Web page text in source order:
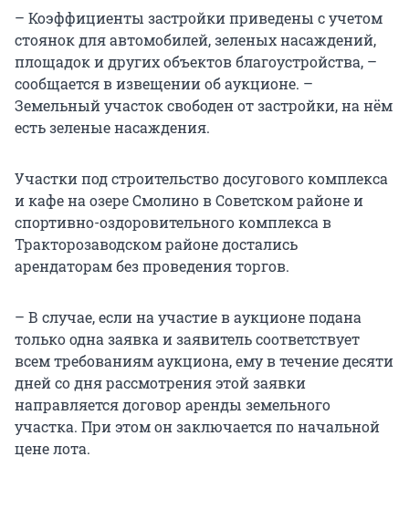
– Коэффициенты застройки приведены с учетом
стоянок для автомобилей, зеленых насаждений,
площадок и других объектов благоустройства, –
сообщается в извещении об аукционе. –
Земельный участок свободен от застройки, на нём
есть зеленые насаждения.
Участки под строительство досугового комплекса
и кафе на озере Смолино в Советском районе и
спортивно-оздоровительного комплекса в
Тракторозаводском районе достались
арендаторам без проведения торгов.
– В случае, если на участие в аукционе подана
только одна заявка и заявитель соответствует
всем требованиям аукциона, ему в течение десяти
дней со дня рассмотрения этой заявки
направляется договор аренды земельного
участка. При этом он заключается по начальной
цене лота.